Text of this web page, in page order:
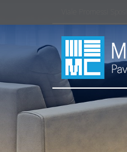
Viale Promessi